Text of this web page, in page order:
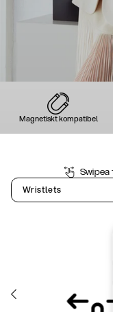
Magnetiskt kompatibel
Wristlets